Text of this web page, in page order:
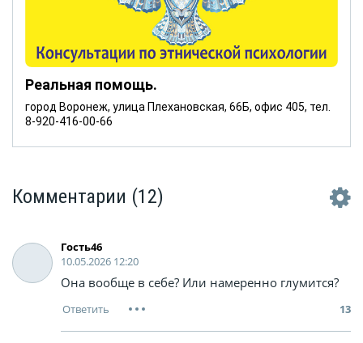
Реальная помощь.
город Воронеж, улица Плехановская, 66Б, офис 405, тел.
8-920-416-00-66
Комментарии (12)
Гость46
10.05.2026 12:20
Она вообще в себе? Или намеренно глумится?
13